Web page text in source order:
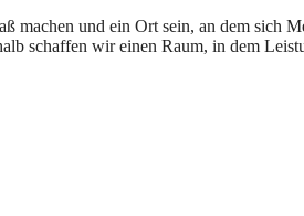
machen und ein Ort sein, an dem sich
schaffen wir einen Raum, in dem